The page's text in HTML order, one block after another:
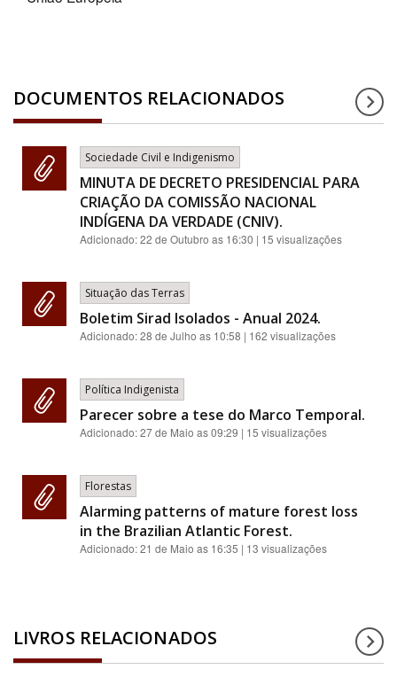
DOCUMENTOS RELACIONADOS
Sociedade Civil e Indigenismo
MINUTA DE DECRETO PRESIDENCIAL PARA
CRIAÇÃO DA COMISSÃO NACIONAL
INDÍGENA DA VERDADE (CNIV).
Adicionado:22 de Outubro as 16:30 | 15 visualizações
Situação das Terras
Boletim Sirad Isolados - Anual 2024.
Adicionado:28 de Julho as 10:58 | 162 visualizações
Política Indigenista
Parecer sobre a tese do Marco Temporal.
Adicionado:27 de Maio as 09:29 | 15 visualizações
Florestas
Alarming patterns of mature forest loss
in the Brazilian Atlantic Forest.
Adicionado:21 de Maio as 16:35 | 13 visualizações
LIVROS RELACIONADOS